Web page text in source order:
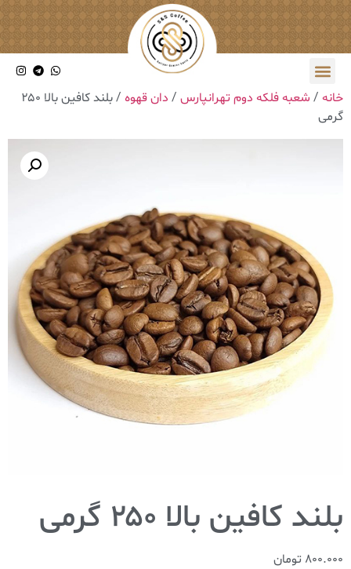
خانه / شعبه فلکه دوم تهرانپارس / دان قهوه
/ بلند کافین بالا ۲۵۰
گرمی
بلند کافین بالا ۲۵۰ گرمی
800.000 تومان